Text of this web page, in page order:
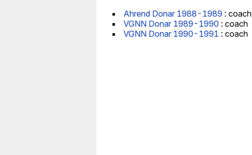
Ahrend Donar 1988-1989 : coach
VGNN Donar 1989-1990 : coach
VGNN Donar 1990-1991 : coach